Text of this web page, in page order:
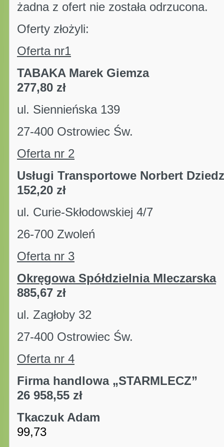
żadna z ofert nie została odrzucona.
Oferty złożyli:
Oferta nr1
TABAKA Marek
277,80 zł
ul. Siennieńska 139
27-400 Ostrowiec Św.
Oferta nr 2
Usługi Transportowe Norbert
152,20 zł
ul. Curie-Skłodowskiej
26-700 Zwoleń
Oferta nr 3
Okręgowa Spółdzielnia Mleczarska
885,67 zł
ul. Zagłoby 32
27-400 Ostrowiec Św.
Oferta nr 4
Firma handlowa
26 958,55 zł
Tkaczuk Adam
99,73